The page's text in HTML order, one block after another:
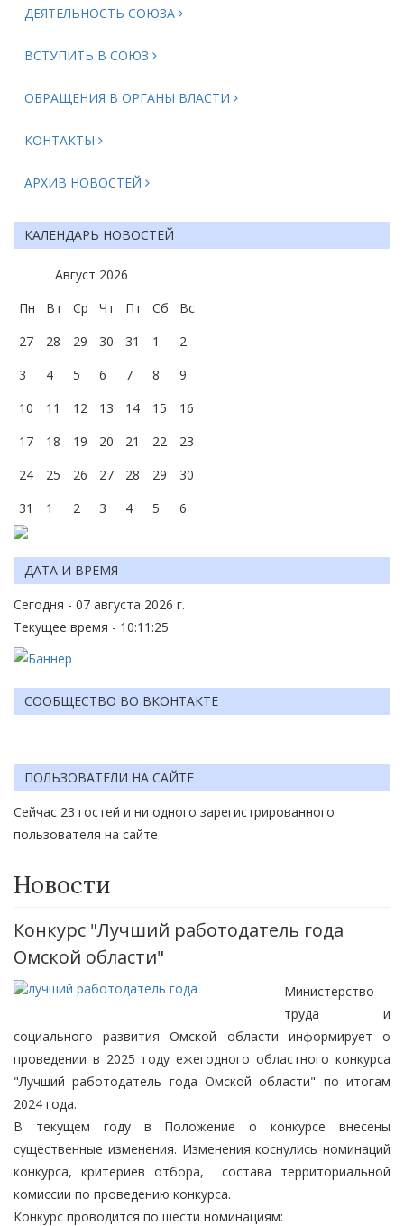
ДЕЯТЕЛЬНОСТЬ СОЮЗА
ВСТУПИТЬ В СОЮЗ
ОБРАЩЕНИЯ В ОРГАНЫ ВЛАСТИ
КОНТАКТЫ
АРХИВ НОВОСТЕЙ
КАЛЕНДАРЬ НОВОСТЕЙ
Август 2026
Пн
Вт Ср Чт Пт Сб
Вс
27
28 29 30 31 1
2
3
4 5 6 7 8
9
10
11 12 13 14 15
16
17
18 19 20 21 22
23
24
25 26 27 28 29
30
31
1 2 3 4 5 6
ДАТА И ВРЕМЯ
Сегодня - 07 августа 2026 г.
Текущее время - 10:11:25
СООБЩЕСТВО ВО ВКОНТАКТЕ
ПОЛЬЗОВАТЕЛИ НА САЙТЕ
Сейчас 23 гостей и ни одного зарегистрированного
пользователя на сайте
Новости
Конкурс "Лучший работодатель года
Омской области"
Министерство
труда и
социального развития Омской области информирует о
проведении в 2025 году ежегодного областного конкурса
"Лучший работодатель года Омской области" по итогам
2024 года.
В текущем году в Положение о конкурсе внесены
существенные изменения. Изменения коснулись номинаций
конкурса, критериев отбора, состава территориальной
комиссии по проведению конкурса.
Конкурс проводится по шести номинациям: